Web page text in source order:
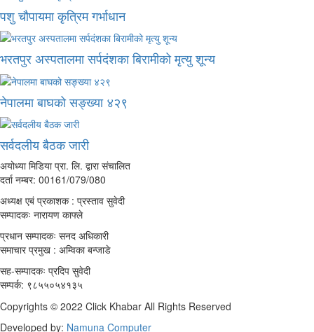
पशु चौपायमा कृत्रिम गर्भाधान
भरतपुर अस्पतालमा सर्पदंशका बिरामीको मृत्यु शून्य
नेपालमा बाघको सङ्ख्या ४२९
सर्वदलीय बैठक जारी
अयोध्या मिडिया प्रा. लि. द्वारा संचालित
दर्ता नम्बर: 00161/079/080
अध्यक्ष एबं प्रकाशक : प्रस्ताव सुवेदी
सम्पादकः नारायण काफ्ले
प्रधान सम्पादकः सनद अधिकारी
समाचार प्रमुख : अम्विका बन्जाडे
सह-सम्पादकः प्रदिप सुवेदी
सम्पर्क: ९८५५०५४१३५
Copyrights © 2022 Click Khabar All Rights Reserved
Developed by: Namuna Computer